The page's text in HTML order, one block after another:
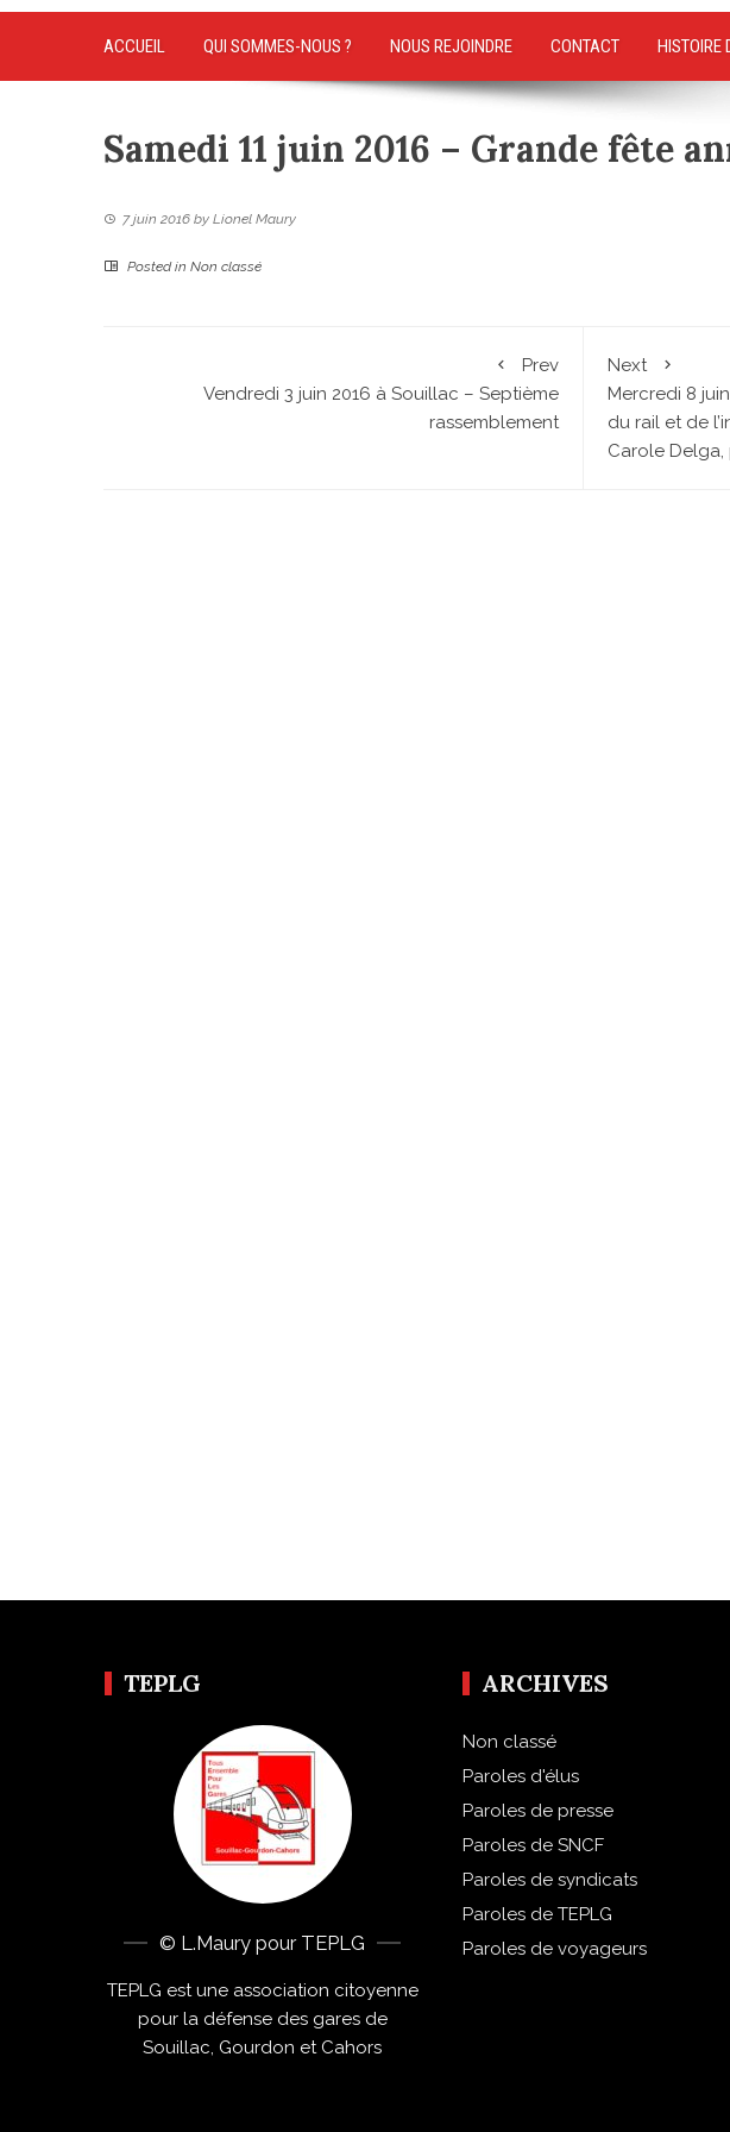
ACCUEIL QUI SOMMES-NOUS ? NOUS REJOINDRE CONTACT HISTOIRE
Samedi 11 juin 2016 – Grande fête
7 juin 2016 by Lionel Maury
Posted in Non classé
Prev
Vendredi 3 juin 2016 à Souillac – Septième
rassemblement
Next
Mercredi 8
du rail et de
Carole
TEPLG
© L.Maury pour TEPLG
TEPLG est une association citoyenne
pour la défense des gares de
Souillac, Gourdon et Cahors
ARCHIVES
Non classé
Paroles d'élus
Paroles de presse
Paroles de SNCF
Paroles de syndicats
Paroles de TEPLG
Paroles de voyageurs